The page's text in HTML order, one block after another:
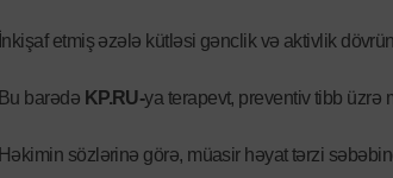
İnkişaf etmiş əzələ kütləsi gənclik və aktivlik
Bu barədə KP.RU-ya terapevt, preventiv tibb üzrə
Həkimin sözlərinə görə, müasir həyat tərzi